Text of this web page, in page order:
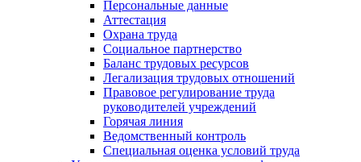
Персональные данные
Аттестация
Охрана труда
Социальное партнерство
Баланс трудовых ресурсов
Легализация трудовых отношений
Правовое регулирование труда
руководителей учреждений
Горячая линия
Ведомственный контроль
Специальная оценка условий труда